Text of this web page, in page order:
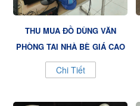
THU MUA ĐỒ DÙNG VĂN
PHÒNG TẠI NHÀ BÈ GIÁ CAO
Chi Tiết